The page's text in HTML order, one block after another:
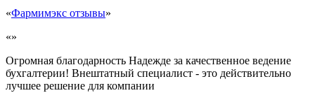
«Фармимэкс отзывы»
«»
Огромная благодарность Надежде за качественное ведение
бухгалтерии! Внештатный специалист - это действительно
лучшее решение для компании